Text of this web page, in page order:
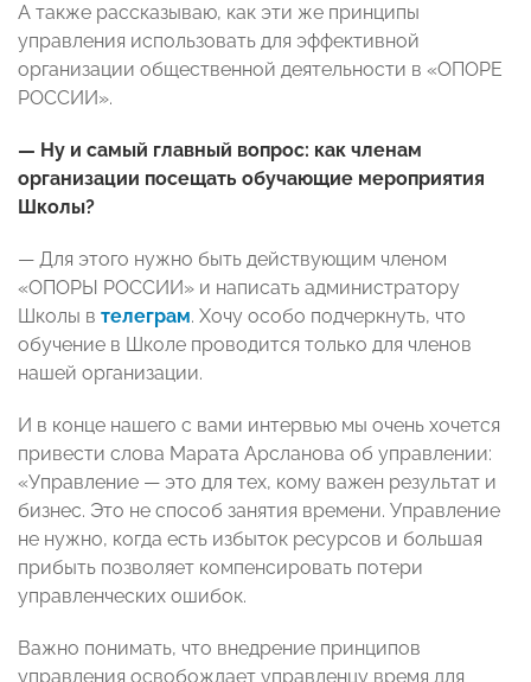
А также рассказываю, как эти же принципы
управления использовать для эффективной
организации общественной деятельности в «ОПОРЕ
РОССИИ».
— Ну и самый главный вопрос: как членам
организации посещать обучающие мероприятия
Школы?
— Для этого нужно быть действующим членом
«ОПОРЫ РОССИИ» и написать администратору
Школы в телеграм. Хочу особо подчеркнуть, что
обучение в Школе проводится только для членов
нашей организации.
И в конце нашего с вами интервью мы очень хочется
привести слова Марата Арсланова об управлении:
«Управление — это для тех, кому важен результат и
бизнес. Это не способ занятия времени. Управление
не нужно, когда есть избыток ресурсов и большая
прибыть позволяет компенсировать потери
управленческих ошибок.
Важно понимать, что внедрение принципов
управления освобождает управленцу время для